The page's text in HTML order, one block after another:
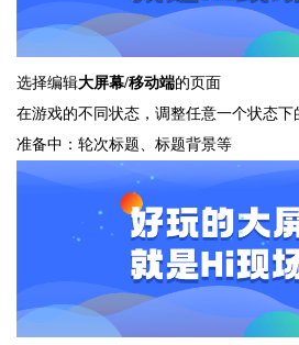
选择编辑大屏幕/移动端的页面
在游戏的不同状态，调整任意一个状态下
准备中：轮次标题、标题背景等